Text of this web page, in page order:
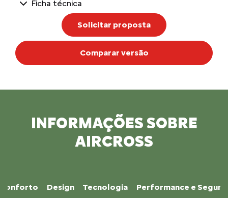
Ficha técnica
Solicitar proposta
Comparar versão
INFORMAÇÕES SOBRE
AIRCROSS
Design Tecnologia Performance e